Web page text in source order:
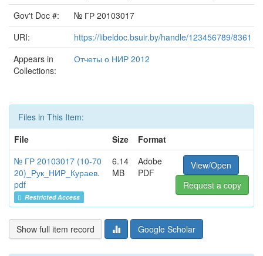
Gov't Doc #:
№ ГР 20103017
URI:
https://libeldoc.bsuir.by/handle/123456789/8361
Appears in
Collections:
Отчеты о НИР 2012
Files in This Item:
File
Size
Format
№ ГР 20103017 (10-70
20)_Рук_НИР_Кураев.
pdf
Restricted Access
6.14
MB
Adobe
PDF
View/Open
Request a copy
Show full item record Google Scholar